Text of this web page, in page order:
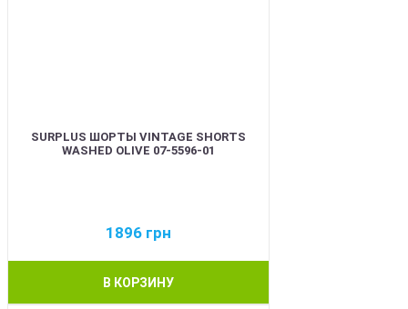
SURPLUS ШОРТЫ VINTAGE SHORTS
WASHED OLIVE 07-5596-01
1896 грн
В КОРЗИНУ